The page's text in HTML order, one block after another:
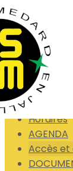
Exporter les
Exporter
Exporter
Menu
Horaires
AGENDA
Accès